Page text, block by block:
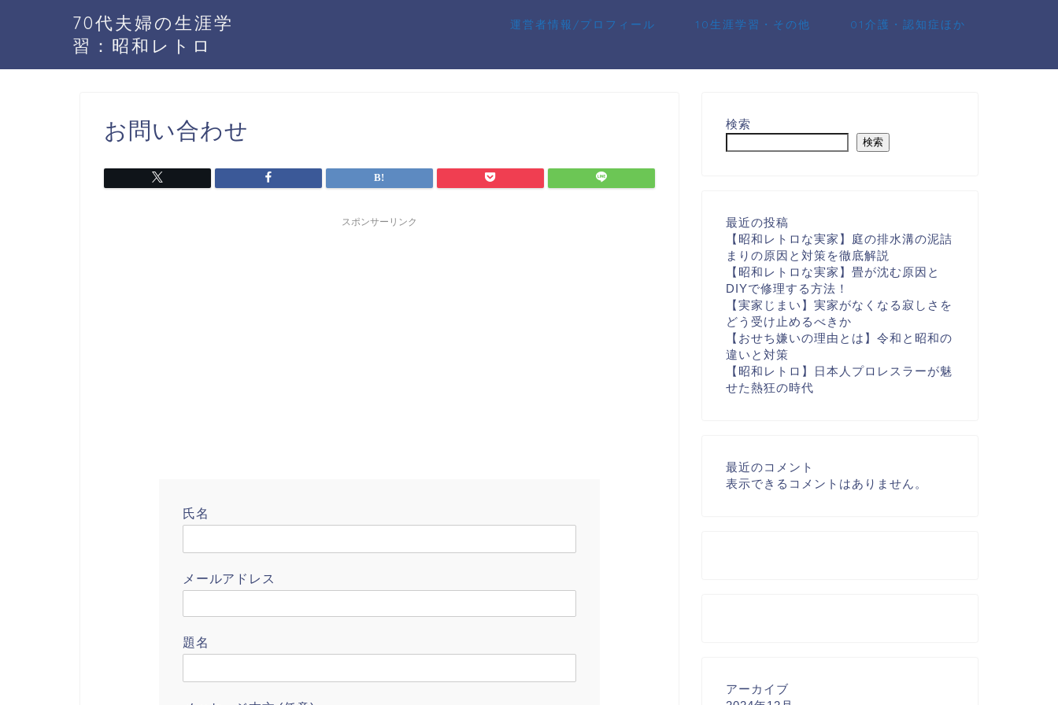
70代夫婦の生涯学
習：昭和レトロ
運営者情報/プロフィール 10生涯学習・その他 01介護・認知症ほか
お問い合わせ
スポンサーリンク
氏名
メールアドレス
題名
検索
検索
最近の投稿
【昭和レトロな実家】庭の排水溝の泥詰
まりの原因と対策を徹底解説
【昭和レトロな実家】畳が沈む原因と
DIYで修理する方法！
【実家じまい】実家がなくなる寂しさを
どう受け止めるべきか
【おせち嫌いの理由とは】令和と昭和の
違いと対策
【昭和レトロ】日本人プロレスラーが魅
せた熱狂の時代
最近のコメント
表示できるコメントはありません。
アーカイブ